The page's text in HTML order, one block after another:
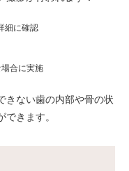
細に確認
合に実施
きない歯の内部や骨の状
きます。